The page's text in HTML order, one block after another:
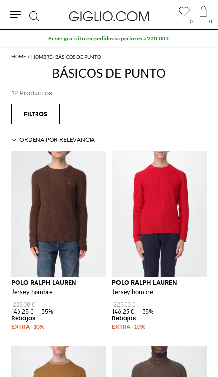
HOMBRE - BÁSICOS DE PUNTO
BÁSICOS DE PUNTO
12 Productos
POLO RALPH LAUREN
Jersey hombre
225,00 €
146,25 €
-35%
POLO RALPH LAUREN
Jersey hombre
225,00 €
146,25 €
-35%
0 0
Buscar
Envío gratuito en pedidos superiores a 220,00 €